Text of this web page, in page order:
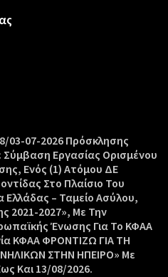
03-07-2026 Πρόσκλησης
Εργασίας Ορισμένου
Ενός (1) Ατόμου ΔΕ
Στο Πλαίσιο Του
– Ταμείο Ασύλου,
2021-2027», Με Την
Ένωσης Για Το ΚΦΑΑ
ΚΦΑΑ ΦΡΟΝΤΙΖΩ ΓΙΑ ΤΗ
ΣΤΗΝ ΗΠΕΙΡΟ» Με
Και 13/08/2026.